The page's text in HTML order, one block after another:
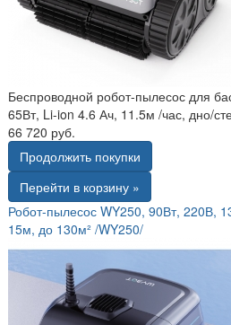
Беспроводной робот-пылесос для
65Вт, Li-ion 4.6 Ач, 11.5м /час, дно/
66 720 руб.
Продолжить покупки
Перейти в корзину »
Робот-пылесос WY250, 90Вт, 220В,
15м, до 130м² /WY250/